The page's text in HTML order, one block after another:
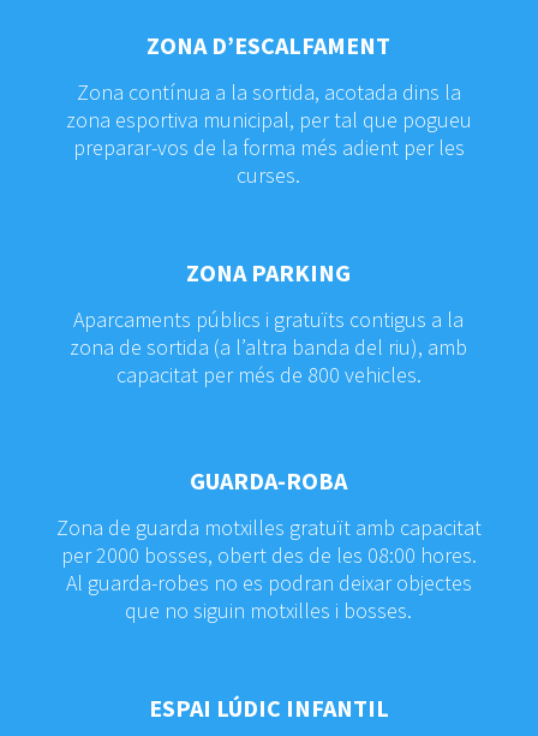
ZONA D’ESCALFAMENT
Zona contínua a la sortida, acotada dins la
zona esportiva municipal, per tal que pogueu
preparar-vos de la forma més adient per les
curses.
ZONA PARKING
Aparcaments públics i gratuïts contigus a la
zona de sortida (a l’altra banda del riu), amb
capacitat per més de 800 vehicles.
GUARDA-ROBA
Zona de guarda motxilles gratuït amb capacitat
per 2000 bosses, obert des de les 08:00 hores.
Al guarda-robes no es podran deixar objectes
que no siguin motxilles i bosses.
ESPAI LÚDIC INFANTIL